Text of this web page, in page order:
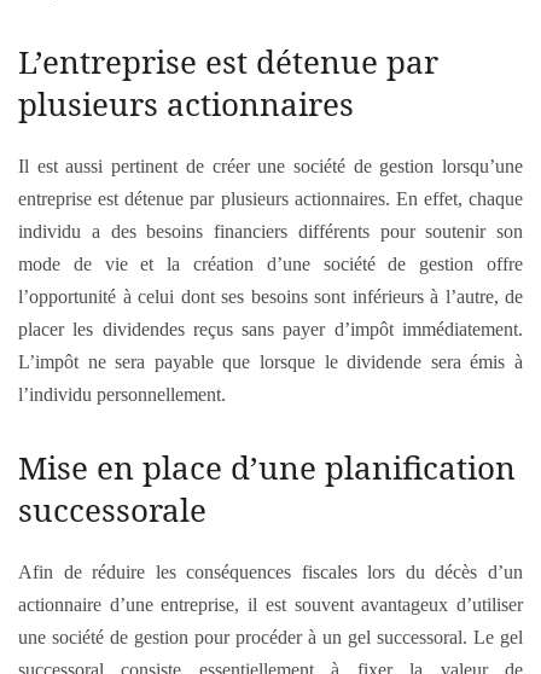
L’entreprise est détenue par
plusieurs actionnaires
Il est aussi pertinent de créer une société de gestion lorsqu’une
entreprise est détenue par plusieurs actionnaires. En effet, chaque
individu a des besoins financiers différents pour soutenir son
mode de vie et la création d’une société de gestion offre
l’opportunité à celui dont ses besoins sont inférieurs à l’autre, de
placer les dividendes reçus sans payer d’impôt immédiatement.
L’impôt ne sera payable que lorsque le dividende sera émis à
l’individu personnellement.
Mise en place d’une planification
successorale
Afin de réduire les conséquences fiscales lors du décès d’un
actionnaire d’une entreprise, il est souvent avantageux d’utiliser
une société de gestion pour procéder à un gel successoral. Le gel
successoral consiste essentiellement à fixer la valeur de